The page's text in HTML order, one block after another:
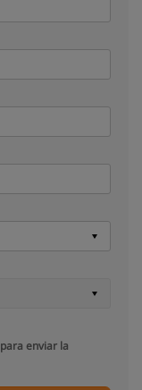
para enviar la